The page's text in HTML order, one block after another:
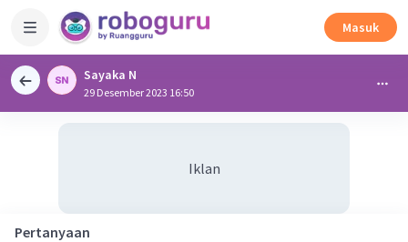
Masuk
Sayaka N
29 Desember 2023 16:50
Iklan
Pertanyaan